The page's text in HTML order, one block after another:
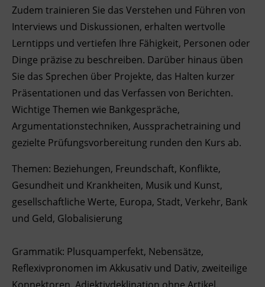
Ingenieurzertifizierung
Deutsch und Integration
Akademisches Studienzentrum
Digitales Lernen
BFI Reutte
BFI Schwaz
Zudem trainieren Sie das Verstehen und Führen von
Interviews und Diskussionen, erhalten wertvolle
Lerntipps und vertiefen Ihre Fähigkeit, Personen oder
Dinge präzise zu beschreiben. Darüber hinaus üben
Sie das Sprechen über Projekte, das Halten kurzer
Präsentationen und das Verfassen von Berichten.
Wichtige Themen wie Bankgespräche,
Argumentationstechniken, Aussprachetraining und
gezielte Prüfungsvorbereitung runden den Kurs ab.
Themen: Beziehungen, Freundschaft, Konflikte,
Gesundheit und Krankheiten, Musik und Kunst,
gesellschaftliche Werte, Europa, Stadt, Verkehr, Bank
und Geld, Globalisierung
Grammatik: Plusquamperfekt, Nebensätze,
Reflexivpronomen im Akkusativ und Dativ, zweiteilige